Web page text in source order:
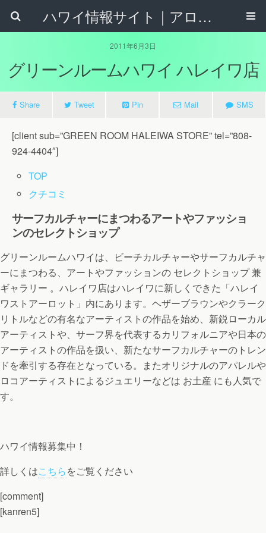
ハワイ情報サイト｜アロハタウンネット
2011年6月3日
グリーンルームハワイ ハレイワ店
Share Tweet Pin Mail SMS
[client sub=”GREEN ROOM HALEIWA STORE” tel=”808-
924-4404″]
TOP
クチコミ
サーフカルチャーにまつわるアートやファッショ
ンのセレクトショップ
グリーンルームハワイは、ビーチカルチャーやサーフカルチャ
ーにまつわる、アートやファッションの セレクトショップ 兼
ギャラリー 。ハレイワ店はハレイワに新しくできた「ハレイ
ワストアーロット」内にあります。ヘザーブラウンやクラーク
リトルなどの有名なアーティストの作品を始め、新鋭ローカル
アーティストや、サーフ界を代表するカリフォルニアや日本の
アーティストの作品を扱い、新たなサーフカルチャーのトレン
ドを牽引する存在となっている。またオリジナルのアパレルや
ロコアーティストによるジュエリーなどは お土産 にも人気で
す。
ハワイ情報募集中！
詳しくはこちらをご覧ください
[comment]
[kanren5]